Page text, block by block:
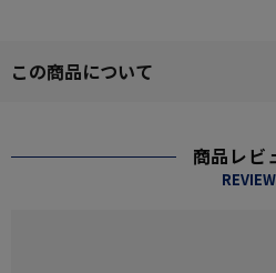
この商品について
商品レビ
REVIEW